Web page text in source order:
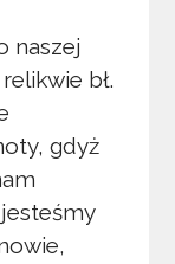
naszej
bł.
gdyż